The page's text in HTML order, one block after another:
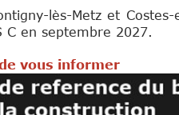
lès-Metz et
C en septembre 2027.
vous informer